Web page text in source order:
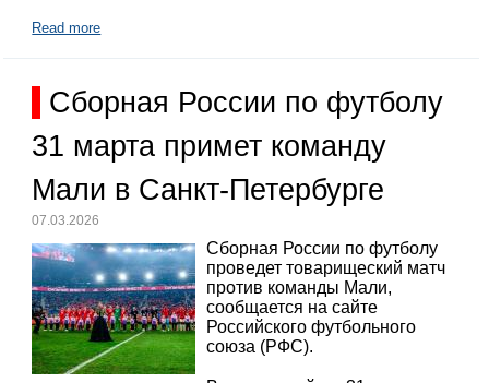
Read more
Сборная России по футболу
31 марта примет команду
Мали в Санкт-Петербурге
07.03.2026
Сборная России по футболу
проведет товарищеский матч
против команды Мали,
сообщается на сайте
Российского футбольного
союза (РФС).